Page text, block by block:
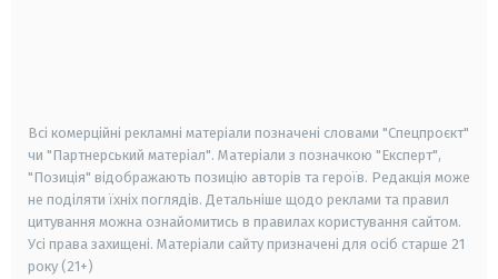
Всі комерційні рекламні матеріали позначені словами "Спецпроєкт"
чи "Партнерський матеріал". Матеріали з позначкою "Експерт",
"Позиція" відображають позицію авторів та героїв. Редакція може
не поділяти їхніх поглядів. Детальніше щодо реклами та правил
цитування можна ознайомитись в правилах користування сайтом.
Усі права захищені. Матеріали сайту призначені для осіб старше 21
року (21+)